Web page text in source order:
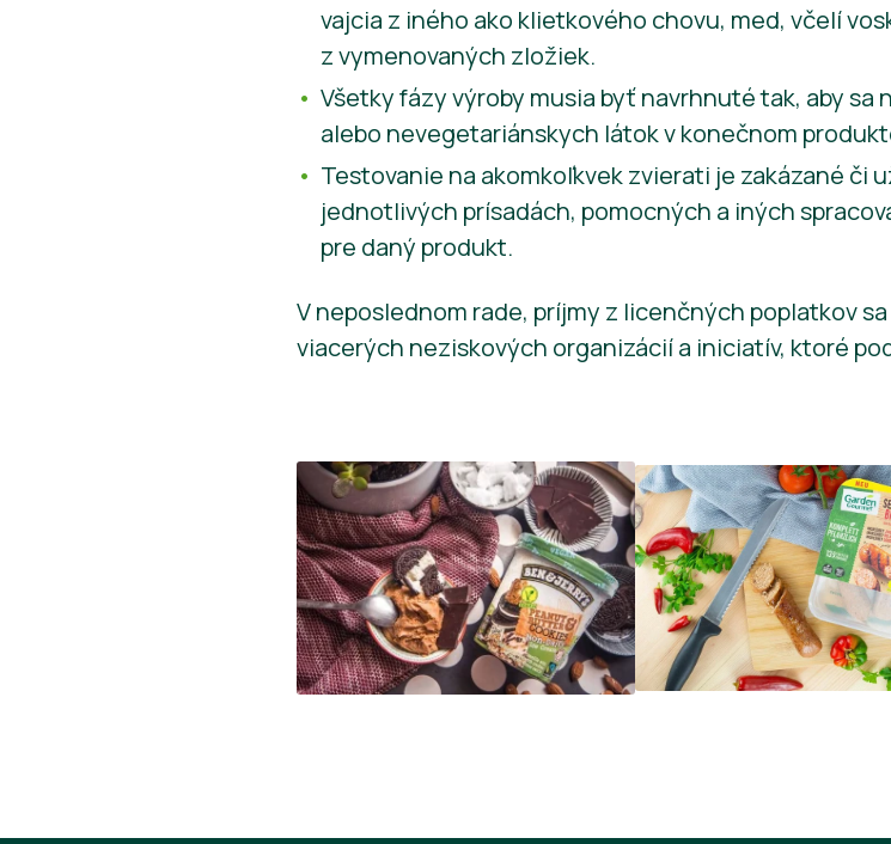
vajcia z iného ako klietkového chovu, med, včelí
z vymenovaných zložiek.
Všetky fázy výroby musia byť navrhnuté tak, aby
alebo nevegetariánskych látok v konečnom
Testovanie na akomkoľkvek zvierati je zakázané či
jednotlivých prísadách, pomocných a iných
pre daný produkt.
V neposlednom rade, príjmy z licenčných poplatkov
viacerých neziskových organizácií a iniciatív, ktoré